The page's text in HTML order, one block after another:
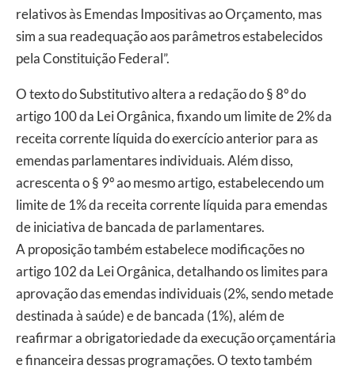
relativos às Emendas Impositivas ao Orçamento, mas
sim a sua readequação aos parâmetros estabelecidos
pela Constituição Federal”.
O texto do Substitutivo altera a redação do § 8º do
artigo 100 da Lei Orgânica, fixando um limite de 2% da
receita corrente líquida do exercício anterior para as
emendas parlamentares individuais. Além disso,
acrescenta o § 9º ao mesmo artigo, estabelecendo um
limite de 1% da receita corrente líquida para emendas
de iniciativa de bancada de parlamentares.
A proposição também estabelece modificações no
artigo 102 da Lei Orgânica, detalhando os limites para
aprovação das emendas individuais (2%, sendo metade
destinada à saúde) e de bancada (1%), além de
reafirmar a obrigatoriedade da execução orçamentária
e financeira dessas programações. O texto também